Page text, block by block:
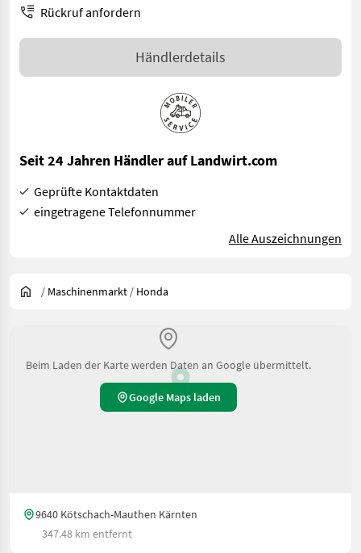
Rückruf anfordern
Händlerdetails
Seit 24 Jahren Händler auf Landwirt.com
Geprüfte Kontaktdaten
eingetragene Telefonnummer
Alle Auszeichnungen
/ Maschinenmarkt / Honda
Beim Laden der Karte werden Daten an Google übermittelt.
Google Maps laden
9640 Kötschach-Mauthen Kärnten
347.48 km entfernt